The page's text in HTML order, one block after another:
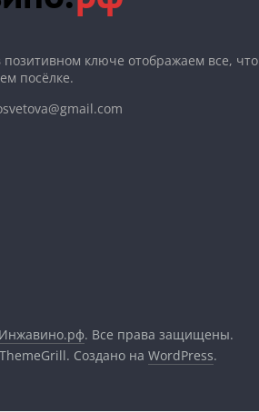
ключе отображаем все, что
посёлке.
Инжавино.рф. Все права защищены.
Создано на WordPress.